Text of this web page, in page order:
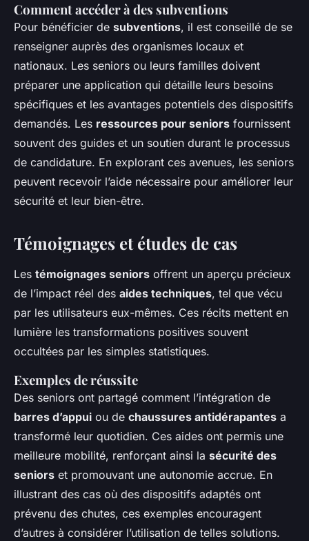
Comment accéder à des subventions
Pour bénéficier de subventions, il est conseillé de se
renseigner auprès des organismes locaux et
nationaux. Les seniors ou leurs familles doivent
préparer une application qui détaille leurs besoins
spécifiques et les avantages potentiels des dispositifs
demandés. Les ressources pour seniors fournissent
souvent des guides et un soutien durant le processus
de candidature. En explorant ces avenues, les seniors
peuvent recevoir l’aide nécessaire pour améliorer leur
sécurité et leur bien-être.
Témoignages et études de cas
Les témoignages seniors offrent un aperçu précieux
de l’impact réel des aides techniques, tel que vécu
par les utilisateurs eux-mêmes. Ces récits mettent en
lumière les transformations positives souvent
occultées par les simples statistiques.
Exemples de réussite
Des seniors ont partagé comment l’intégration de
barres d’appui ou de chaussures antidérapantes a
transformé leur quotidien. Ces aides ont permis une
meilleure mobilité, renforçant ainsi la sécurité des
seniors et promouvant une autonomie accrue. En
illustrant des cas où des dispositifs adaptés ont
prévenu des chutes, ces exemples encouragent
d’autres à considérer l’utilisation de telles solutions.